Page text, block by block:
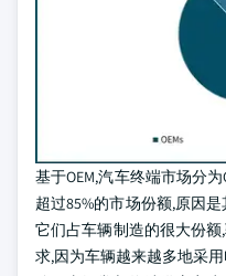
基于OEM,汽车终端市场分
超过85%的市场份额,原因
它们占车辆制造的很大份
求,因为车辆越来越多地采